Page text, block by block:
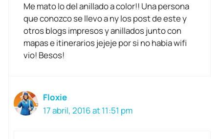
Me mato lo del anillado a color!! Una persona
que conozco se llevo a ny los post de este y
otros blogs impresos y anillados junto con
mapas e itinerarios jejeje por si no habia wifi
vio! Besos!
Floxie
17 abril, 2016 at 11:51 pm